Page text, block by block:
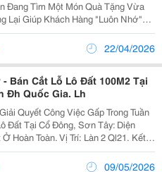
Lại Giúp Khách Hàng "Luôn Nhớ"
Hảo! Tại Sao Nên Chọn Bật Lửa Làm...22/04/2026
Bán Cắt Lỗ Lô Đất 100M2 Tại
Đh Quốc Gia. Lh
Quyết Công Việc Gấp Trong Tuần
Tại Cổ Đông, Sơn Tây: Diện
Vị Trí: Làn 2 Ql21. Kết
Hảo Tới Các Khu Trung Tâm Chỉ
Ưu Điểm: Nằm Cạnh Khu...
09/05/2026